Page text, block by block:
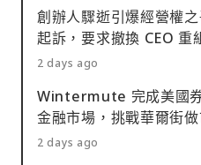
創辦人驟逝引爆經營權
起訴，要求撤換 CEO 重
2 days ago
Wintermute 完成美國
金融市場，挑戰華爾街
2 days ago